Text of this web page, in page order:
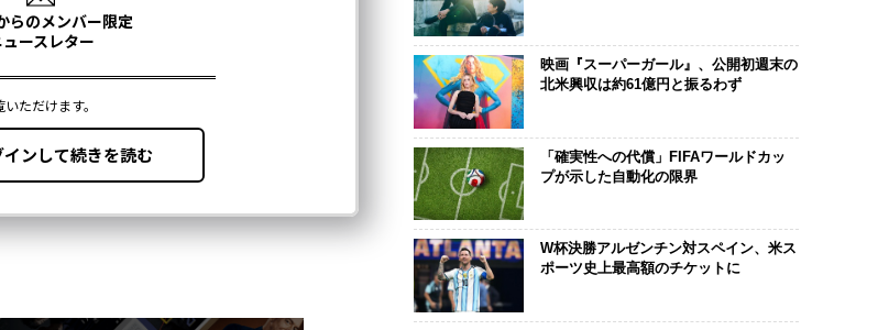
映画『スーパーガール』、公開初週末の
北米興収は約61億円と振るわず
「確実性への代償」FIFAワールドカッ
プが示した自動化の限界
W杯決勝アルゼンチン対スペイン、米ス
ポーツ史上最高額のチケットに